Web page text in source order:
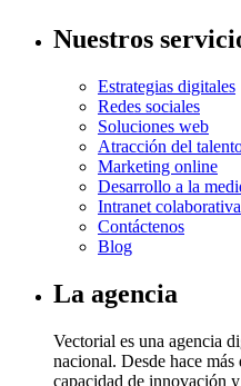
Nuestros
Estrategias digitales
Redes sociales
Soluciones web
Atracción del
Marketing online
Desarrollo a la
Intranet colaborativa
Contáctenos
Blog
La agencia
Vectorial es una agencia
nacional. Desde hace más
capacidad de innovación